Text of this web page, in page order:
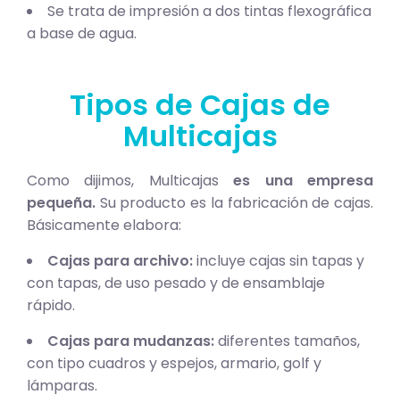
Se trata de impresión a dos tintas flexográfica
a base de agua.
Tipos de Cajas de
Multicajas
Como dijimos, Multicajases una empresa
pequeña. Su producto es la fabricación de cajas.
Básicamente elabora:
Cajas para archivo:incluye cajas sin tapas y
con tapas, de uso pesado y de ensamblaje
rápido.
Cajas para mudanzas:diferentes tamaños,
con tipo cuadros y espejos, armario, golf y
lámparas.